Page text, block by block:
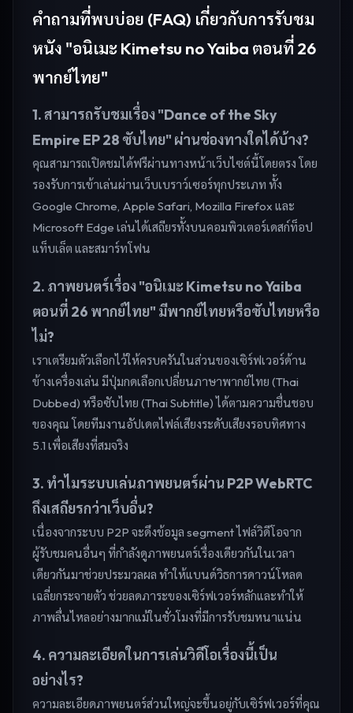
คำถามที่พบบ่อย (FAQ) เกี่ยวกับการรับชม
หนัง "อนิเมะ Kimetsu no Yaiba ตอนที่ 26
พากย์ไทย"
1. สามารถรับชมเรื่อง "Dance of the Sky
Empire EP 28 ซับไทย" ผ่านช่องทางใดได้บ้าง?
คุณสามารถเปิดชมได้ฟรีผ่านทางหน้าเว็บไซต์นี้โดยตรง โดย
รองรับการเข้าเล่นผ่านเว็บเบราว์เซอร์ทุกประเภท ทั้ง
Google Chrome, Apple Safari, Mozilla Firefox และ
Microsoft Edge เล่นได้เสถียรทั้งบนคอมพิวเตอร์เดสก์ท็อป
แท็บเล็ต และสมาร์ทโฟน
2. ภาพยนตร์เรื่อง "อนิเมะ Kimetsu no Yaiba
ตอนที่ 26 พากย์ไทย" มีพากย์ไทยหรือซับไทยหรือ
ไม่?
เราเตรียมตัวเลือกไว้ให้ครบครันในส่วนของเซิร์ฟเวอร์ด้าน
ข้างเครื่องเล่น มีปุ่มกดเลือกเปลี่ยนภาษาพากย์ไทย (Thai
Dubbed) หรือซับไทย (Thai Subtitle) ได้ตามความชื่นชอบ
ของคุณ โดยทีมงานอัปเดตไฟล์เสียงระดับเสียงรอบทิศทาง
5.1 เพื่อเสียงที่สมจริง
3. ทำไมระบบเล่นภาพยนตร์ผ่าน P2P WebRTC
ถึงเสถียรกว่าเว็บอื่น?
เนื่องจากระบบ P2P จะดึงข้อมูล segment ไฟล์วิดีโอจาก
ผู้รับชมคนอื่นๆ ที่กำลังดูภาพยนตร์เรื่องเดียวกันในเวลา
เดียวกันมาช่วยประมวลผล ทำให้แบนด์วิธการดาวน์โหลด
เฉลี่ยกระจายตัว ช่วยลดภาระของเซิร์ฟเวอร์หลักและทำให้
ภาพลื่นไหลอย่างมากแม้ในชั่วโมงที่มีการรับชมหนาแน่น
4. ความละเอียดในการเล่นวิดีโอเรื่องนี้เป็น
อย่างไร?
ความละเอียดภาพยนตร์ส่วนใหญ่จะขึ้นอยู่กับเซิร์ฟเวอร์ที่คุณ